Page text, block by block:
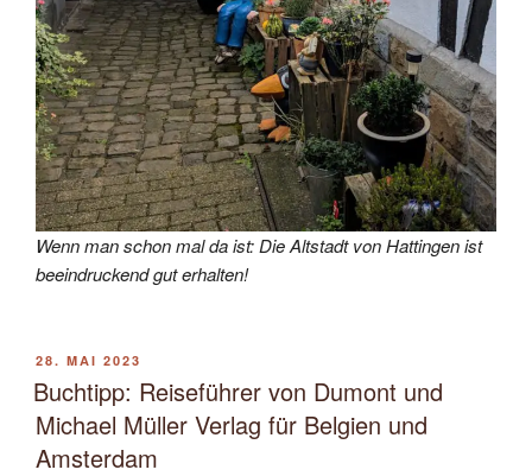
Wenn man schon mal da ist: Die Altstadt von Hattingen ist
beeindruckend gut erhalten!
VERÖFFENTLICHT
AM
28. MAI 2023
Buchtipp: Reiseführer von Dumont und
Michael Müller Verlag für Belgien und
Amsterdam